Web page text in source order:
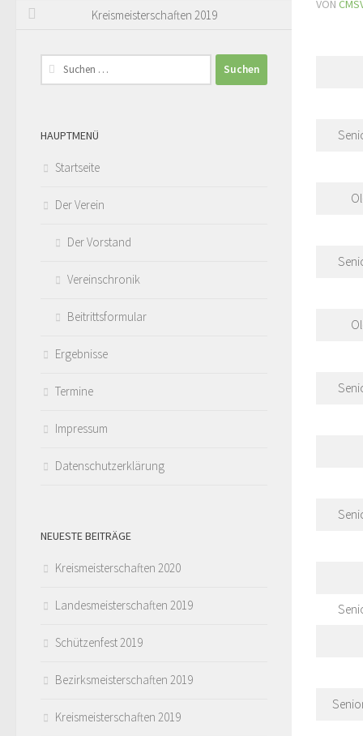
VON
Kreismeisterschaften 2019
Suchen
nach:
HAUPTMENÜ
Startseite
Der Verein
Der Vorstand
Vereinschronik
Beitrittsformular
Ergebnisse
Termine
Impressum
Datenschutzerklärung
NEUESTE BEITRÄGE
Kreismeisterschaften 2020
Landesmeisterschaften 2019
Schützenfest 2019
Bezirksmeisterschaften 2019
Kreismeisterschaften 2019